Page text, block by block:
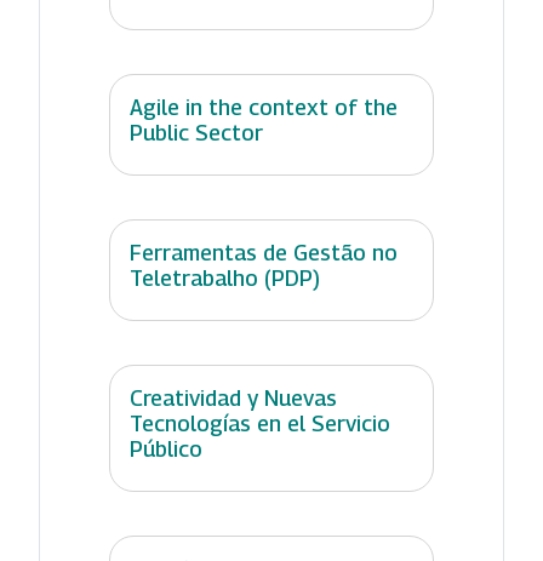
Agile in the context of the
Public Sector
Ferramentas de Gestão no
Teletrabalho (PDP)
Creatividad y Nuevas
Tecnologías en el Servicio
Público